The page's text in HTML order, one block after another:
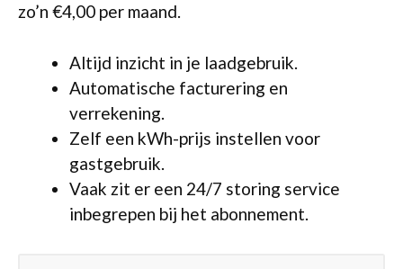
zo’n €4,00 per maand.
Altijd inzicht in je laadgebruik.
Automatische facturering en
verrekening.
Zelf een kWh-prijs instellen voor
gastgebruik.
Vaak zit er een 24/7 storing service
inbegrepen bij het abonnement.